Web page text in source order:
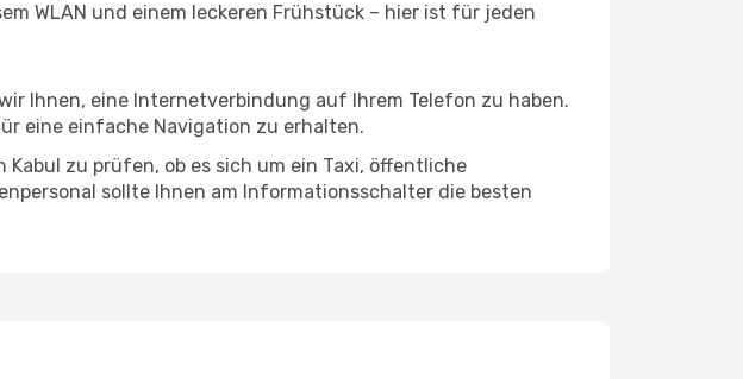
WLAN und einem leckeren Frühstück – hier ist für jeden
Ihnen, eine Internetverbindung auf Ihrem Telefon zu haben.
eine einfache Navigation zu erhalten.
zu prüfen, ob es sich um ein Taxi, öffentliche
sollte Ihnen am Informationsschalter die besten